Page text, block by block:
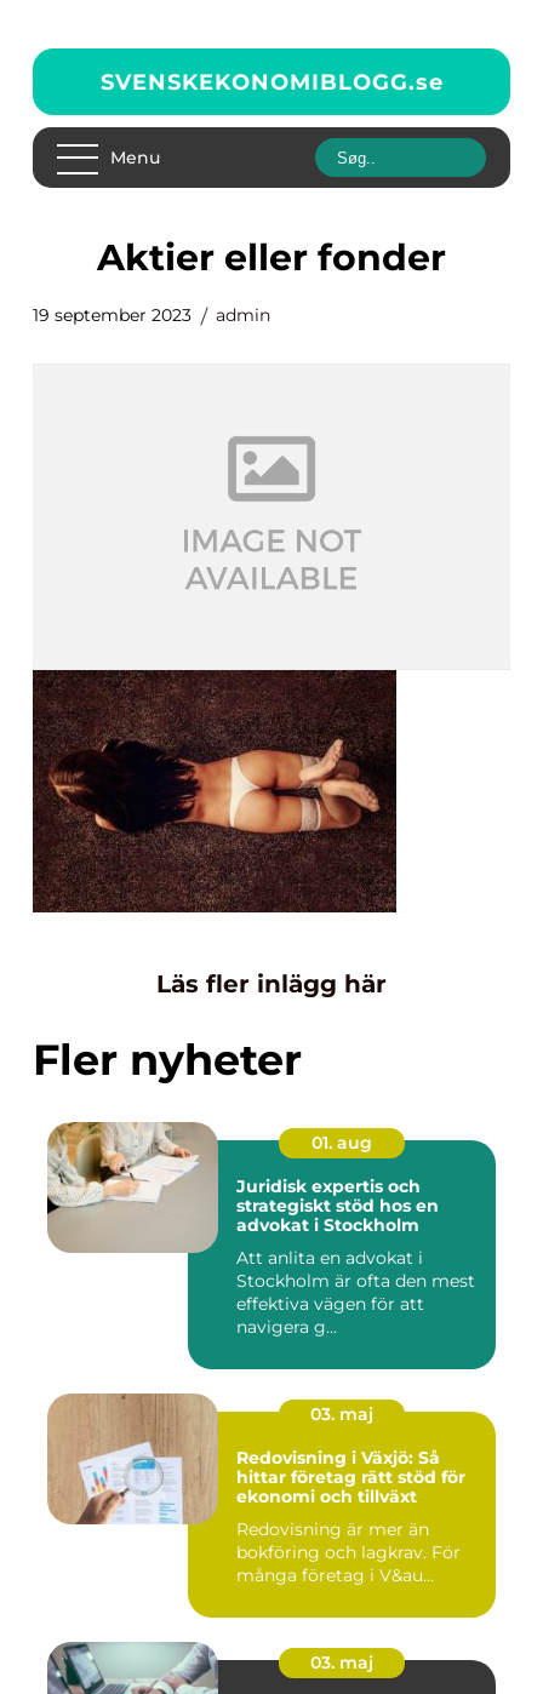
SVENSKEKONOMIBLOGG.se
Menu
aktier eller fonder
19 september 2023 admin
Läs fler inlägg här
Fler nyheter
01. aug
Juridisk expertis och
strategiskt stöd hos en
advokat i Stockholm
Att anlita en advokat i
Stockholm är ofta den mest
effektiva vägen för att
navigera g...
03. maj
Redovisning i Växjö: Så
hittar företag rätt stöd för
ekonomi och tillväxt
Redovisning är mer än
bokföring och lagkrav. För
många företag i V&au...
03. maj